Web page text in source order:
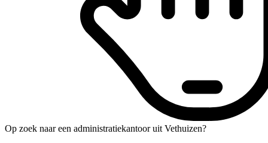
Op zoek naar een administratiekantoor uit Vethuizen?